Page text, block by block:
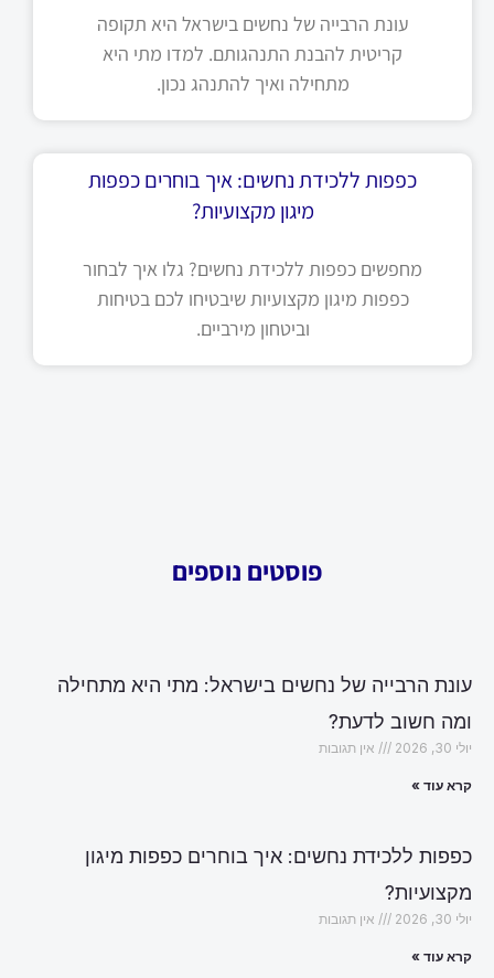
עונת הרבייה של נחשים בישראל היא תקופה
קריטית להבנת התנהגותם. למדו מתי היא
מתחילה ואיך להתנהג נכון.
כפפות ללכידת נחשים: איך בוחרים כפפות
מיגון מקצועיות?
מחפשים כפפות ללכידת נחשים? גלו איך לבחור
כפפות מיגון מקצועיות שיבטיחו לכם בטיחות
וביטחון מירביים.
פוסטים נוספים
עונת הרבייה של נחשים בישראל: מתי היא מתחילה
ומה חשוב לדעת?
יולי 30, 2026 אין תגובות
קרא עוד »
כפפות ללכידת נחשים: איך בוחרים כפפות מיגון
מקצועיות?
יולי 30, 2026 אין תגובות
קרא עוד »